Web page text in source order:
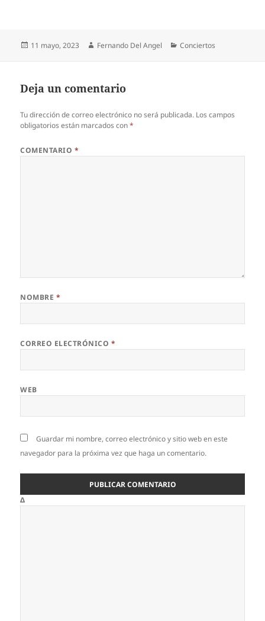
Publicado
11 mayo, 2023 Autor
Fernando Del Angel Categorías
Conciertos
Deja un comentario
Tu dirección de correo electrónico no será publicada. Los campos
obligatorios están marcados con*
COMENTARIO *
NOMBRE *
CORREO ELECTRÓNICO *
WEB
Guardar mi nombre, correo electrónico y sitio web en este
navegador para la próxima vez que haga un comentario.
Δ